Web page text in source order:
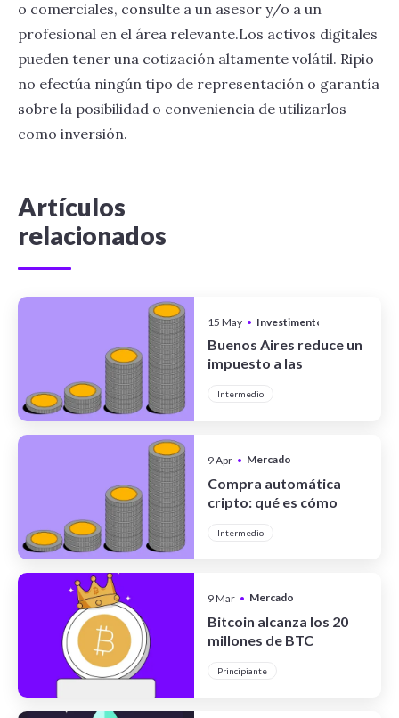
o comerciales, consulte a un asesor y/o a un
profesional en el área relevante.Los activos digitales
pueden tener una cotización altamente volátil. Ripio
no efectúa ningún tipo de representación o garantía
sobre la posibilidad o conveniencia de utilizarlos
como inversión.
Artículos
relacionados
15 May • Investimentos
Buenos Aires reduce un
impuesto a las
criptomonedas
Intermedio
9 Apr • Mercado
Compra automática
cripto: qué es cómo
DCA
Intermedio
9 Mar • Mercado
Bitcoin alcanza los 20
millones de BTC
este hito histórico
Principiante